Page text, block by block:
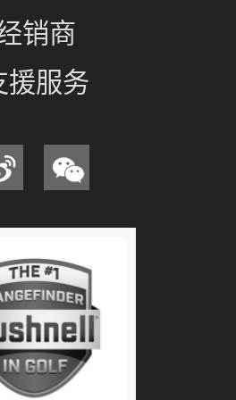
销商
援服务